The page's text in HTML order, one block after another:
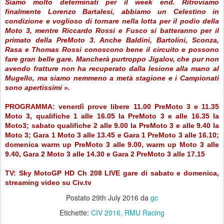
Siamo molto determinati per il week end. Ritroviamo
finalmente Lorenzo Bartalesi, abbiamo un Celestino in
condizione e voglioso di tornare nella lotta per il podio della
Moto 3, mentre Riccardo Rossi e Fusco si batteranno per il
primato della PreMoto 3. Anche Baldini, Bartolini, Sconza,
Rasa e Thomas Rossi conoscono bene il circuito e possono
fare gran belle gare. Mancherà purtroppo Jigalov, che pur non
avendo fratture non ha recuperato dalla lesione alla mano al
Mugello, ma siamo nemmeno a metà stagione e i Campionati
sono apertissimi ».
PROGRAMMA: venerdì prove libere 11.00 PreMoto 3 e 11.35
Moto 3, qualifiche 1 alle 16.05 la PreMoto 3 e alle 16.35 la
Moto3; sabato qualifiche 2 alle 9.00 la PreMoto 3 e alle 9.40 la
Moto 3; Gara 1 Moto 3 alle 13.45 e Gara 1 PreMoto 3 alle 16.10;
domenica warm up PreMoto 3 alle 9.00, warm up Moto 3 alle
9.40, Gara 2 Moto 3 alle 14.30 e Gara 2 PreMoto 3 alle 17.15
TV: Sky MotoGP HD Ch 208 LIVE gare di sabato e domenica,
streaming video su Civ.tv
Postato 29th July 2016 da gc
Etichette: CIV 2016 RMU Racing